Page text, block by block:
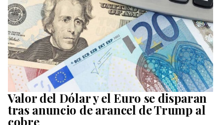
Valor del Dólar y el Euro se disparan
tras anuncio de arancel de Trump al
cobre